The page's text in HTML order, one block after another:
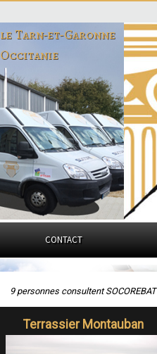
le Tarn-et-Garonne
Occitanie
CONTACT
9 personnes consultent SOCOREBAT
Terrassier Montauban